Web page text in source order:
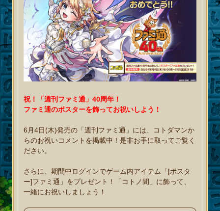
祝！「週刊ファミ通」40周年！
ファミ通のポスターを飾ってお祝いしよう！
6月4日(木)発売の「週刊ファミ通」には、コトダマンか
らのお祝いコメントを掲載中！是非お手に取ってご覧く
ださい。
さらに、期間中ログインでゲーム内アイテム「[ポスタ
ー]ファミ通」をプレゼント！「コトノ間」に飾って、
一緒にお祝いしましょう！